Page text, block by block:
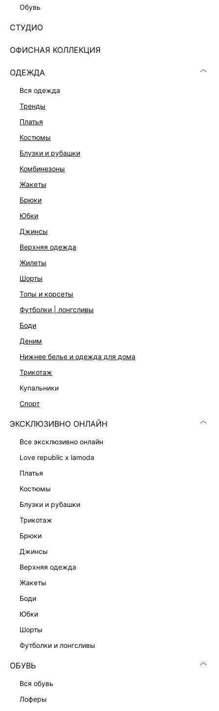
обувь
СТУДИО
ОФИСНАЯ КОЛЛЕКЦИЯ
ОДЕЖДА
вся одежда
тренды
платья
костюмы
блузки и рубашки
комбинезоны
жакеты
брюки
юбки
джинсы
верхняя одежда
жилеты
шорты
топы и корсеты
футболки | лонгсливы
боди
деним
нижнее белье и одежда для дома
трикотаж
купальники
спорт
ЭКСКЛЮЗИВНО ОНЛАЙН
все эксклюзивно онлайн
love republic x lamoda
платья
костюмы
блузки и рубашки
трикотаж
брюки
джинсы
верхняя одежда
жакеты
боди
юбки
шорты
футболки и лонгсливы
ОБУВЬ
вся обувь
лоферы
ДВУБОРТНЫЙ ЖАКЕТ С ВИСКОЗОЙ
10 999 ₽